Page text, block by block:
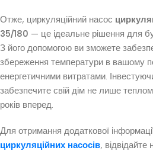
Отже, циркуляційний насос
35/180 — це ідеальне рішення для
З його допомогою ви зможете
збереження температури в вашому
енергетичними витратами.
забезпечите свій дім не лише
років вперед.
Для отримання додаткової
циркуляційних насосів, відвідайте